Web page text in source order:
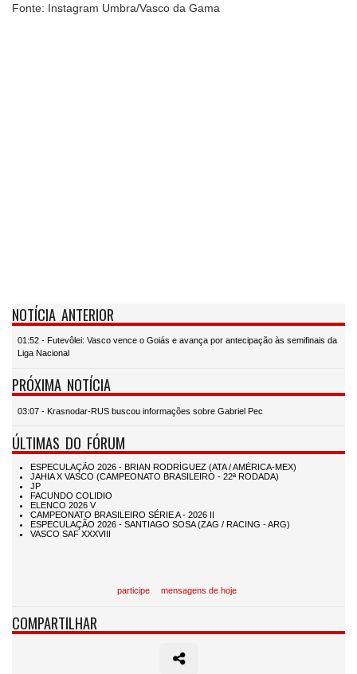
Fonte: Instagram Umbra/Vasco da Gama
NOTÍCIA ANTERIOR
01:52 - Futevôlei: Vasco vence o Goiás e avança por antecipação às semifinais da
Liga Nacional
PRÓXIMA NOTÍCIA
03:07 - Krasnodar-RUS buscou informações sobre Gabriel Pec
ÚLTIMAS DO FÓRUM
participe mensagens de hoje
COMPARTILHAR